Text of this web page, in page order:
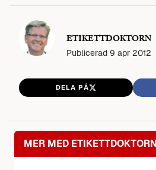
ETIKETTDOKTORN
Publicerad 9 apr 2012
DELA PÅ
MER MED ETIKETTDOKTORN